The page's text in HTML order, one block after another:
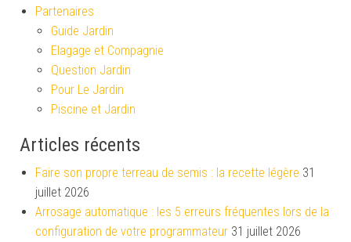
Partenaires
Guide Jardin
Elagage et Compagnie
Question Jardin
Pour Le Jardin
Piscine et Jardin
Articles récents
Faire son propre terreau de semis : la recette légère 31
juillet 2026
Arrosage automatique : les 5 erreurs fréquentes lors de la
configuration de votre programmateur 31 juillet 2026